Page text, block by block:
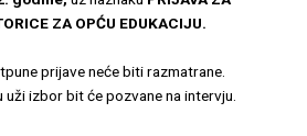
ZA OPĆU EDUKACIJU.
prijave neće biti razmatrane.
uži izbor bit će pozvane na intervju.